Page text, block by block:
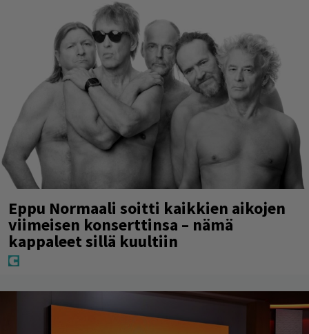
Eppu Normaali soitti kaikkien aikojen
viimeisen konserttinsa – nämä
kappaleet sillä kuultiin